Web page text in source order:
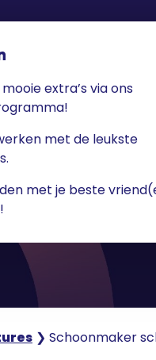
extra’s via ons
met de leukste
met je beste
❯ Schoonmaker